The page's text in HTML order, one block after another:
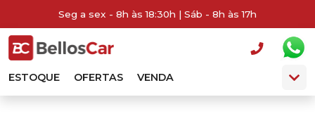
Seg a sex - 8h às 18:30h | Sáb - 8h às 17h
ESTOQUE OFERTAS VENDA